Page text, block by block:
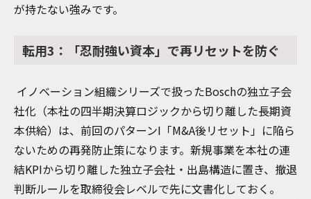
が持たない強みです。
転用3：「忍耐強い資本」で再リセットを防ぐ
イノベーション組織シリーズで扱ったBoschの独立子会
社化（本社の四半期決算ロジックから切り離した長期資
本供給）は、前回のパターンI「M&A後リセット」に陥ら
ないための再発防止策になります。新規事業を本社の連
結KPIから切り離した独立子会社・出島構造に置き、撤退
判断ルールを取締役会レベルで先に文書化しておく。